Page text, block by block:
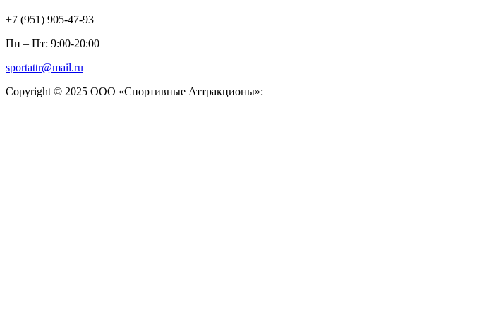
+7 (951) 905-47-93
Пн – Пт: 9:00-20:00
sportattr@mail.ru
Copyright © 2025 ООО «Спортивные Аттракционы»: